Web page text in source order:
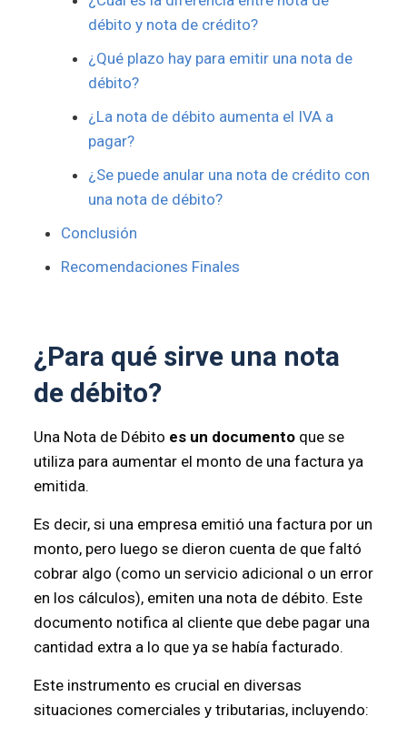
débito y nota de crédito?
¿Qué plazo hay para emitir una nota de
débito?
¿La nota de débito aumenta el IVA a
pagar?
¿Se puede anular una nota de crédito con
una nota de débito?
Conclusión
Recomendaciones Finales
¿Para qué sirve una nota
de débito?
Una Nota de Débito es un documento que se
utiliza para aumentar el monto de una factura ya
emitida.
Es decir, si una empresa emitió una factura por un
monto, pero luego se dieron cuenta de que faltó
cobrar algo (como un servicio adicional o un error
en los cálculos), emiten una nota de débito. Este
documento notifica al cliente que debe pagar una
cantidad extra a lo que ya se había facturado.
Este instrumento es crucial en diversas
situaciones comerciales y tributarias, incluyendo: